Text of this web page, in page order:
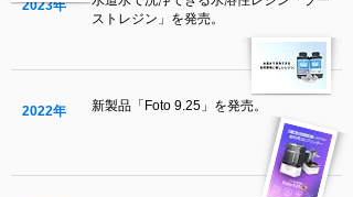
2023年
ストレジン」を発売。
2022年 新製品「Foto 9.25」を発売。